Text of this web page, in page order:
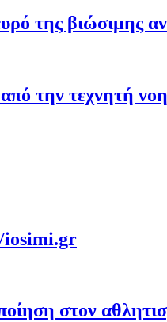
της βιώσιμης
την τεχνητή
στον